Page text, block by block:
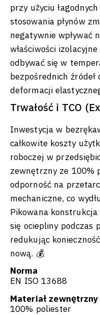
przy użyciu
stosowania płynów
negatywnie wpływać
właściwości
odbywać się w
bezpośrednich źródeł
deformacji
Trwałość i TCO
Inwestycja w
całkowite koszty
roboczej w
zewnętrzny ze 100%
odporność na
mechaniczne, co
Pikowana
się ociepliny podczas
redukując
nową. 💰
Norma
EN ISO 13688
Materiał zewnętrzny
100% poliester